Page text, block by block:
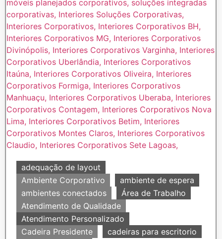
adequação de layout
Ambiente Corporativo
ambiente de espera
ambientes conectados
Área de Trabalho
Atendimento de Qualidade
Atendimento Personalizado
Cadeira Presidente
cadeiras para escritorio